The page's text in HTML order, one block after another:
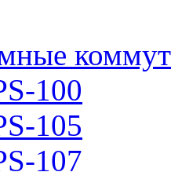
100
105
107